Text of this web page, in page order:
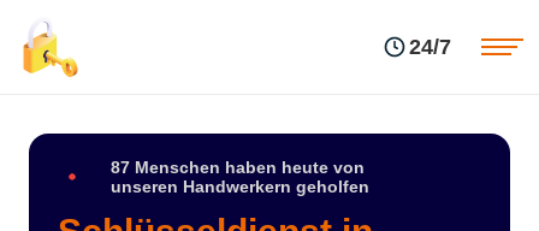
24/7
87 Menschen haben heute von
unseren Handwerkern geholfen